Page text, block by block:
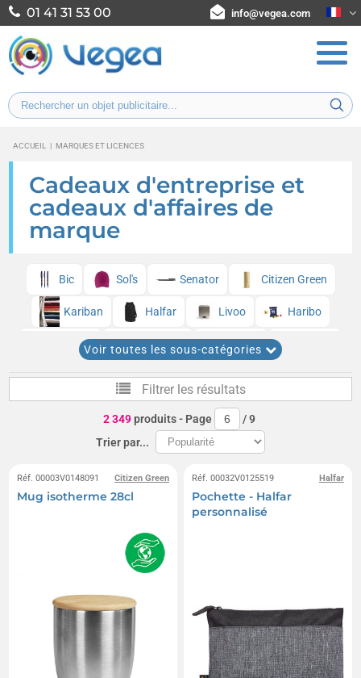
01 41 31 53 00 info@vegea.com
ACCUEIL | MARQUES ET LICENCES
Cadeaux d'entreprise et
cadeaux d'affaires de
marque
Bic Sol's Senator Citizen Green
Kariban Halfar Livoo Haribo
Baladeo Pen Duick Parker
Stabilo JBL Troïka Swiss Peak
UMA
Fruit of the Loom Pilot Westford Mill
Delsey OBUT Beechfield Lindt
MUSE Gildan Akashi Waterman
Quadra
OPINEL
Prodir Moleskine
Rotring Kingly Maglite
Crocs Armor Lux Tic Tac Cross
Voir toutes les sous-catégories
Filtrer les résultats
2 349produits- Page /9
Trier par...
Citizen Green
Réf. 00003V0148091
Mug isotherme 28cl
Halfar
Réf. 00032V0125519
Pochette - Halfar
personnalisé